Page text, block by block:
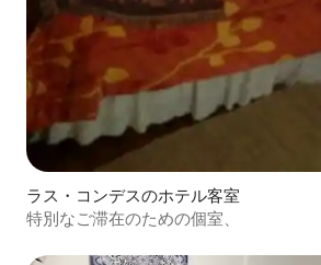
ラス・コンデスのホテル客室
特別なご滞在のための個室、